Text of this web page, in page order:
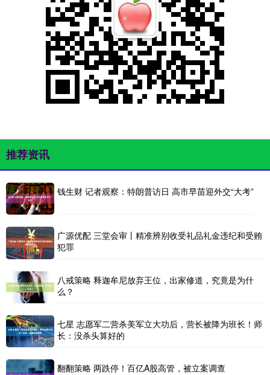
推荐资讯
钱生财 记者观察：特朗普访日 高市早苗迎外交“大考”
广源优配 三堂会审丨精准辨别收受礼品礼金违纪和受贿
犯罪
八戒策略 释迦牟尼放弃王位，出家修道，究竟是为什
么？
七星 志愿军二营杀美军立大功后，营长被降为班长！师
长：没杀头算好的
翻翻策略 两跌停！百亿A股高管，被立案调查